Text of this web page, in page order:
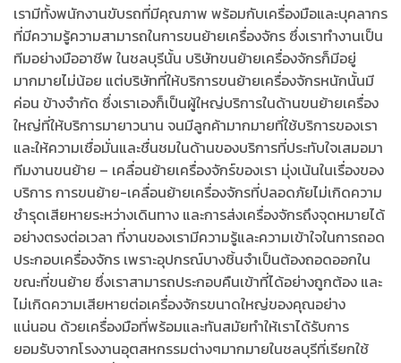
เรามีทั้งพนักงานขับรถที่มีคุณภาพ พร้อมกับเครื่องมือและบุคลากร
ที่มีความรู้ความสามารถในการขนย้ายเครื่องจักร ซึ่งเราทำงานเป็น
ทีมอย่างมืออาชีพ ในชลบุรีนั้น บริษัทขนย้ายเครื่องจักรก็มีอยู่
มากมายไม่น้อย แต่บริษัทที่ให้บริการขนย้ายเครื่องจักรหนักนั้นมี
ค่อน ข้างจำกัด ซึ่งเราเองก็เป็นผู้ใหญ่บริการในด้านขนย้ายเครื่อง
ใหญ่ที่ให้บริการมายาวนาน จนมีลูกค้ามากมายที่ใช้บริการของเรา
และให้ความเชื่อมั่นและชื่นชมในด้านของบริการที่ประทับใจเสมอมา
ทีมงานขนย้าย – เคลื่อนย้ายเครื่องจักร์ของเรา มุ่งเน้นในเรื่องของ
บริการ การขนย้าย-เคลื่อนย้ายเครื่องจักรที่ปลอดภัยไม่เกิดความ
ชำรุดเสียหายระหว่างเดินทาง และการส่งเครื่องจักรถึงจุดหมายได้
อย่างตรงต่อเวลา ที่งานของเรามีความรู้และความเข้าใจในการถอด
ประกอบเครื่องจักร เพราะอุปกรณ์บางชิ้นจำเป็นต้องถอดออกใน
ขณะที่ขนย้าย ซึ่งเราสามารถประกอบคืนเข้าที่ได้อย่างถูกต้อง และ
ไม่เกิดความเสียหายต่อเครื่องจักรขนาดใหญ่ของคุณอย่าง
แน่นอน ด้วยเครื่องมือที่พร้อมและทันสมัยทำให้เราได้รับการ
ยอมรับจากโรงงานอุตสหกรรมต่างๆมากมายในชลบุรีที่เรียกใช้